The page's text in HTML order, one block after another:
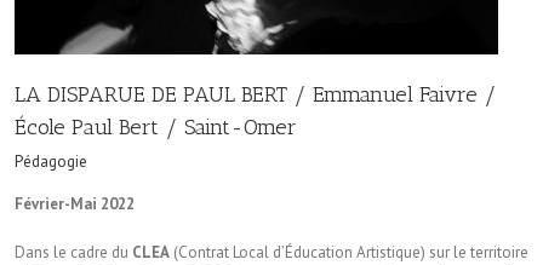
LA DISPARUE DE PAUL BERT / Emmanuel Faivre /
École Paul Bert / Saint-Omer
Pédagogie
Février-Mai 2022
Dans le cadre du CLEA (Contrat Local d’Éducation Artistique) sur le territoire